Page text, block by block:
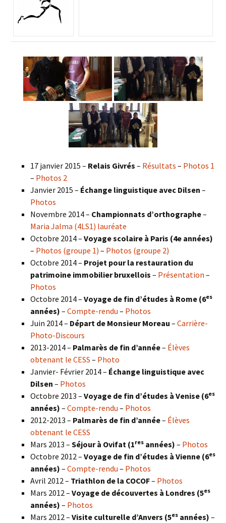
17 janvier 2015 – Relais Givrés – Résultats – Photos 1
– Photos 2
Janvier 2015 – Échange linguistique avec Dilsen –
Photos
Novembre 2014 – Championnats d’orthographe–
Maria Jalma (4LS1) lauréate
Octobre 2014 – Voyage scolaire à Paris (4e années)
– Photos (groupe 1) – Photos (groupe 2)
Octobre 2014 – Projet pour la restauration du
patrimoine immobilier bruxellois – Présentation –
Photos
Octobre 2014 – Voyage de fin d’études à Rome (6es
années) – Compte-rendu – Photos
Juin 2014 – Départ de Monsieur Moreau – Carrière-
Photo-Discours
2013-2014 – Palmarès de fin d’année– Élèves
obtenant le CESS – Photo
Janvier- Février 2014 – Échange linguistique avec
Dilsen – Photos
Octobre 2013 – Voyage de fin d’études à Venise (6es
années) – Compte-rendu – Photos
2012-2013 – Palmarès de fin d’année– Élèves
obtenant le CESS
Mars 2013 – Séjour à Ovifat (1res années) – Photos
Octobre 2012 – Voyage de fin d’études à Vienne (6es
années) – Compte-rendu – Photos
Avril 2012 – Triathlon de la COCOF– Photos
Mars 2012 – Voyage de découvertes à Londres (5es
années) – Photos
Mars 2012 – Visite culturelle d’Anvers (5es années) –